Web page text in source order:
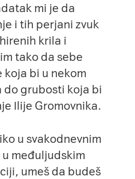
mi je da
i tih perjani zvuk
krila i
tako da sebe
bi u nekom
do grubosti koja bi
Ilije Gromovnika.
u svakodnevnim
međuljudskim
umeš da budeš